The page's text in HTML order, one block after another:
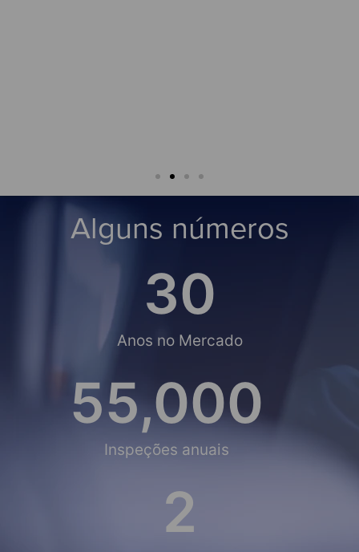
Alguns números
Anos no Mercado
30
Inspeções anuais
55,000
2